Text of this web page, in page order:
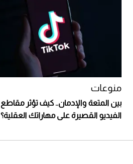
منوعات
بين المتعة والإدمان.. كيف تؤثر مقاطع
الفيديو القصيرة على مهاراتك العقلية؟